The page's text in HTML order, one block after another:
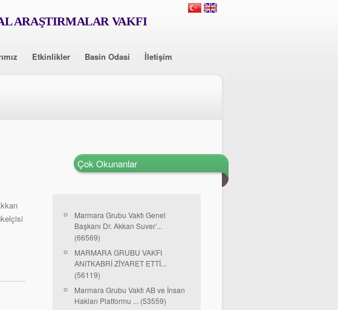
ARAŞTIRMALAR VAKFI
Etkinlikler Basin Odasi İletişim
Çok Okunanlar
Marmara Grubu Vakfı Genel
Başkanı Dr. Akkan Suver’...
(66569)
MARMARA GRUBU VAKFI
ANITKABRİ ZİYARET ETTİ...
(56119)
Marmara Grubu Vakfı AB ve İnsan
Hakları Platformu ... (53559)